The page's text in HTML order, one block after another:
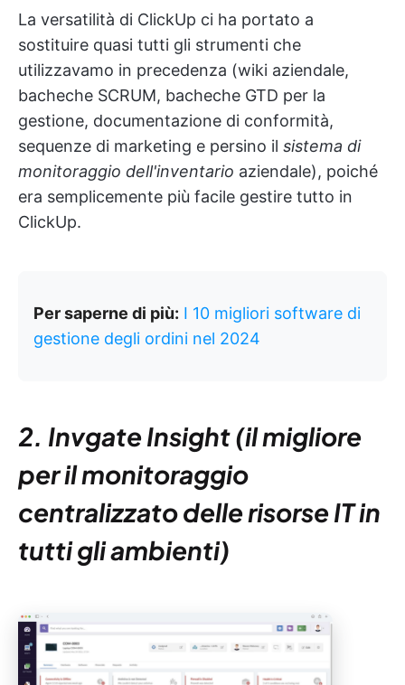
La versatilità di ClickUp ci ha portato a
sostituire quasi tutti gli strumenti che
utilizzavamo in precedenza (wiki aziendale,
bacheche SCRUM, bacheche GTD per la
gestione, documentazione di conformità,
sequenze di marketing e persino il sistema di
monitoraggio dell'inventario aziendale), poiché
era semplicemente più facile gestire tutto in
ClickUp.
Per saperne di più: I 10 migliori software di
gestione degli ordini nel 2024
2. Invgate Insight (il migliore
per il monitoraggio
centralizzato delle risorse IT in
tutti gli ambienti)